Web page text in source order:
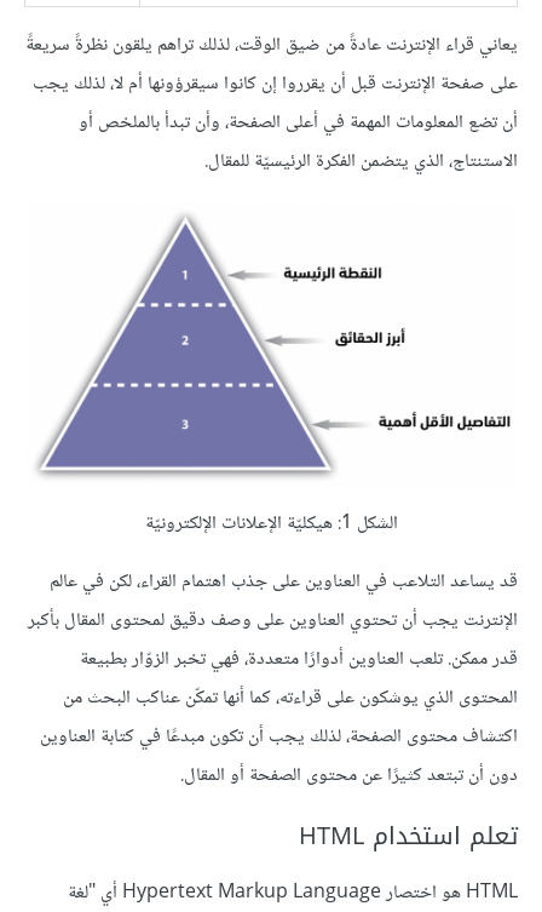
يعاني قراء الإنترنت عادةً من ضيق الوقت، لذلك تراهم يلقون نظرةً سريعةً
على صفحة الإنترنت قبل أن يقرروا إن كانوا سيقرؤونها أم لا، لذلك يجب
أن تضع المعلومات المهمة في أعلى الصفحة، وأن تبدأ بالملخص أو
الاستنتاج، الذي يتضمن الفكرة الرئيسيّة للمقال.
الشكل 1: هيكليّة الإعلانات الإلكترونيّة
قد يساعد التلاعب في العناوين على جذب اهتمام القراء، لكن في عالم
الإنترنت يجب أن تحتوي العناوين على وصف دقيق لمحتوى المقال بأكبر
قدر ممكن. تلعب العناوين أدوارًا متعددة، فهي تخبر الزوّار بطبيعة
المحتوى الذي يوشكون على قراءته، كما أنها تمكّن عناكب البحث من
اكتشاف محتوى الصفحة، لذلك يجب أن تكون مبدعًا في كتابة العناوين
دون أن تبتعد كثيرًا عن محتوى الصفحة أو المقال.
تعلم استخدام HTML
HTML هو اختصار Hypertext Markup Language أي "لغة